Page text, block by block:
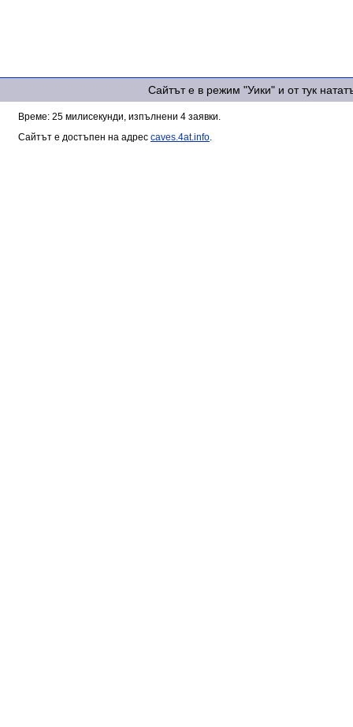
Сайтът е в режим "Уики" и от тук
Време: 25 милисекунди, изпълнени 4 заявки.
Сайтът е достъпен на адрес caves.4at.info.